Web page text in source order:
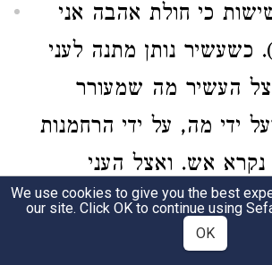
כי חולת אהבה אני
). כשעשיר נותן מתנה לעני
העשיר מה שמעורר
ידי מה, על ידי הרחמנות
אש. ואצל העני
מחמת בושה, ועכשיו
שלו בהתגלות. וזה
We use cookies to give you the best
our site. Click OK to continue using
OK